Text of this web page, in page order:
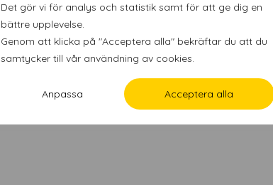
Det gör vi för analys och statistik samt för att ge dig en
bättre upplevelse.
Genom att klicka på "Acceptera alla" bekräftar du att du
samtycker till vår användning av cookies.
Anpassa Acceptera alla